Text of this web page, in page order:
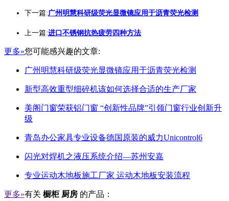
下一篇:广州明慧科研级荧光显微镜应用于沥青荧光检测
上一篇:进口不锈钢抗热疲劳四种方法
更多»您可能感兴趣的文章:
广州明慧科研级荧光显微镜应用于沥青荧光检测
新型高效重型细碎机该如何选择合适的生产厂家
美阁门窗荣获铝门窗 “创新性品牌”引领门窗行业创新升
级
青岛办公家具专业设备德国原装的威力Unicontrol6
闪光对焊机之液压系统介绍—苏州安嘉
专业运动木地板施工厂家 运动木地板安装流程
更多»有关 橱柜 厨房 的产品：